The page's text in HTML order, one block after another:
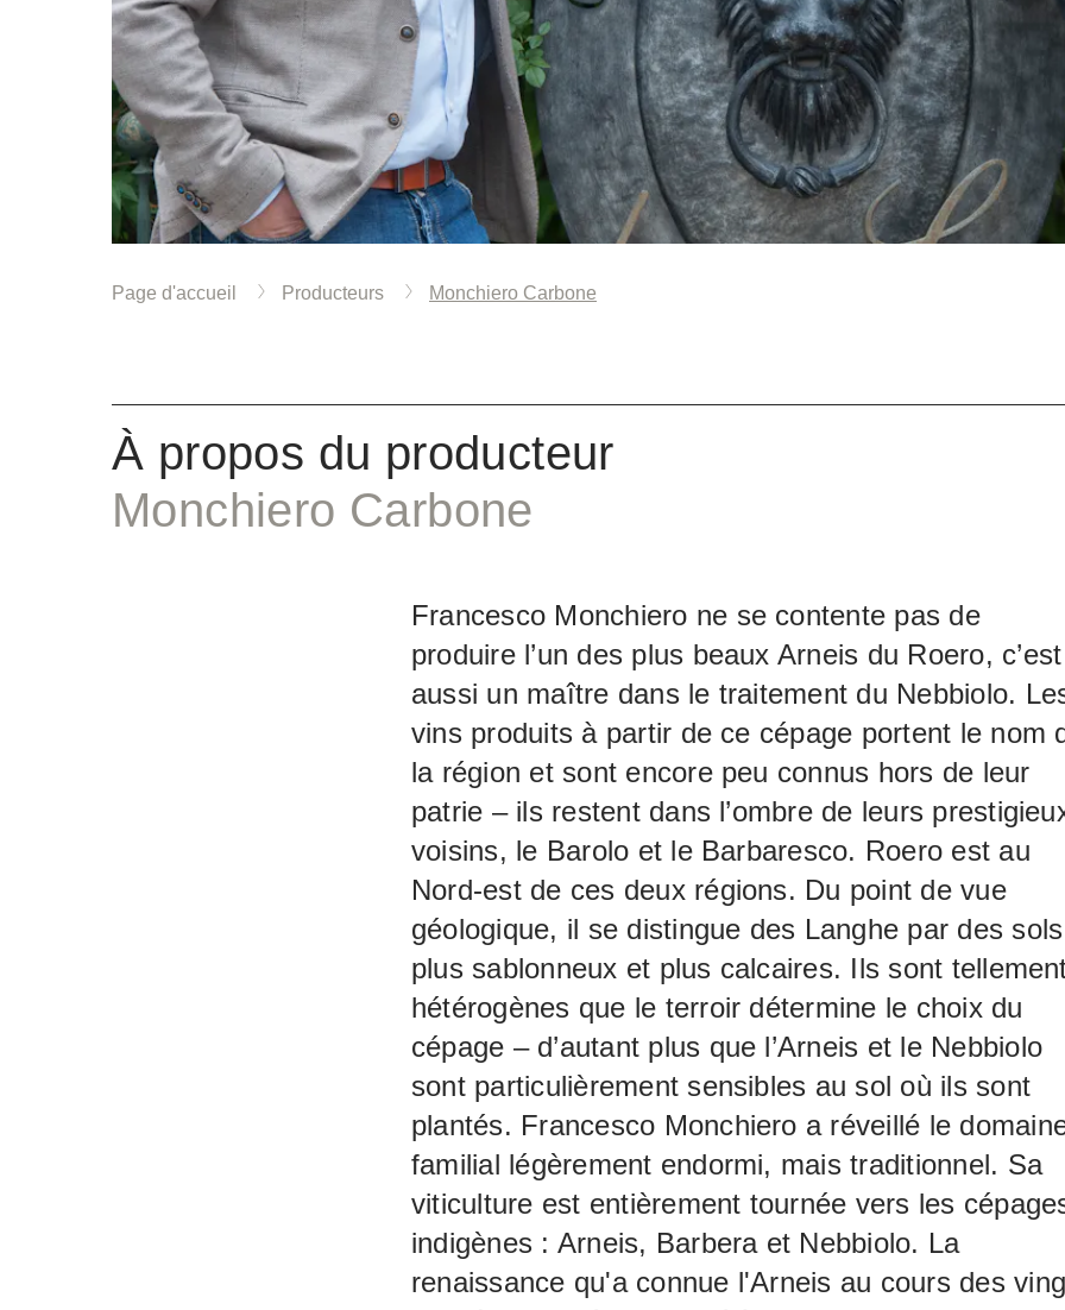
Page d'accueil Producteurs Monchiero Carbone
À propos du producteur
Monchiero Carbone
Francesco Monchiero ne se contente pas de
produire l’un des plus beaux Arneis du Roero, c’est
aussi un maître dans le traitement du Nebbiolo.
vins produits à partir de ce cépage portent le nom
la région et sont encore peu connus hors de leur
patrie – ils restent dans l’ombre de leurs
voisins, le Barolo et le Barbaresco. Roero est au
Nord-est de ces deux régions. Du point de vue
géologique, il se distingue des Langhe par des sols
plus sablonneux et plus calcaires. Ils sont
hétérogènes que le terroir détermine le choix du
cépage – d’autant plus que l’Arneis et le Nebbiolo
sont particulièrement sensibles au sol où ils sont
plantés. Francesco Monchiero a réveillé le
familial légèrement endormi, mais traditionnel. Sa
viticulture est entièrement tournée vers les
indigènes : Arneis, Barbera et Nebbiolo. La
renaissance qu'a connue l'Arneis au cours des